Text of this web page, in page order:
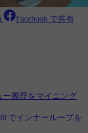
Facebook で共有
ー履歴をマイニング
でインナーループを